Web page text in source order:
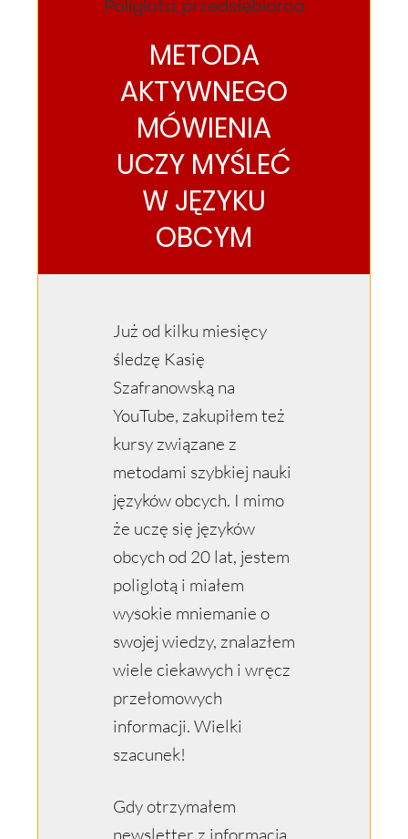
Poliglota, przedsiębiorca
METODA
AKTYWNEGO
MÓWIENIA
UCZY MYŚLEĆ
W JĘZYKU
OBCYM
Już od kilku miesięcy
śledzę Kasię
Szafranowską na
YouTube, zakupiłem też
kursy związane z
metodami szybkiej nauki
języków obcych. I mimo
że uczę się języków
obcych od 20 lat, jestem
poliglotą i miałem
wysokie mniemanie o
swojej wiedzy, znalazłem
wiele ciekawych i wręcz
przełomowych
informacji. Wielki
szacunek!
Gdy otrzymałem